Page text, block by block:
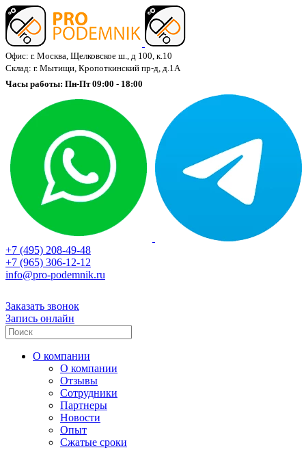
Офис: г. Москва, Щелковское ш., д 100, к.10
Склад: г. Мытищи, Кропоткинский пр-д, д.1А
Часы работы: Пн-Пт 09:00 - 18:00
+7 (495) 208-49-48
+7 (965) 306-12-12
info@pro-podemnik.ru
Заказать звонок
Запись онлайн
О компании
О компании
Отзывы
Сотрудники
Партнеры
Новости
Опыт
Сжатые сроки